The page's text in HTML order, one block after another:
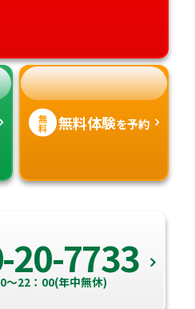
無
料 無料体験を予約
20-7733
～22：00(年中無休)